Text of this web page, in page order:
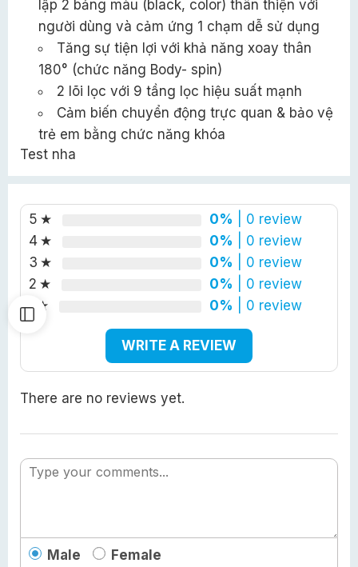
lập 2 bảng màu (black, color) thân thiện với
người dùng và cảm ứng 1 chạm dễ sử dụng
Tăng sự tiện lợi với khả năng xoay thân
180° (chức năng Body- spin)
2 lõi lọc với 9 tầng lọc hiệu suất mạnh
Cảm biến chuyển động trực quan & bảo vệ
trẻ em bằng chức năng khóa
Test nha
5 0% | 0 review
4
0% | 0 review
3
0% | 0 review
2
0% | 0 review
1
0% | 0 review
WRITE A REVIEW
There are no reviews yet.
Male Female